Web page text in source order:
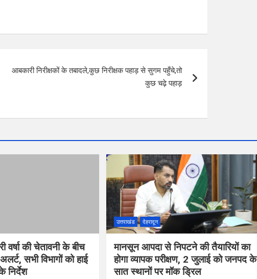
आबकारी निरीक्षकों के तबादले,कुछ निरीक्षक पहाड़ से सुगम पहुँचे,तो
कुछ चढ़े पहाड़
वर्षा की चेतावनी के बीच
सभी विभागों को हाई
निर्देश
उत्तराखंड देहरादून
मानसून आपदा से निपटने की तैयारियों का
होगा व्यापक परीक्षण, 2 जुलाई को जनपद के
सात स्थानों पर मॉक ड्रिल